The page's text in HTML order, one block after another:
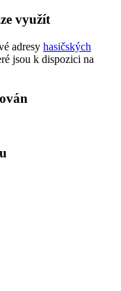
využít
adresy hasičských
jsou k dispozici na